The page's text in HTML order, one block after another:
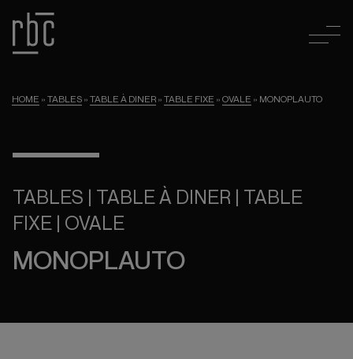
HOME » TABLES » TABLE À DINER » TABLE FIXE » OVALE » MONOPLAUTO
TABLES | TABLE À DINER | TABLE
FIXE | OVALE
MONOPLAUTO